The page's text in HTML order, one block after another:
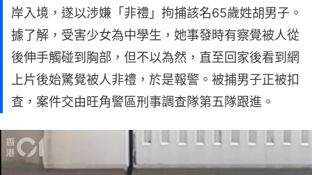
岸入境，遂以涉嫌「非禮」拘捕該名65歲姓胡男子。
據了解，受害少女為中學生，她事發時有察覺被人從
後伸手觸碰到胸部，但不以為然，直至回家後看到網
上片後始驚覺被人非禮，於是報警。被捕男子正被扣
查，案件交由旺角警區刑事調查隊第五隊跟進。